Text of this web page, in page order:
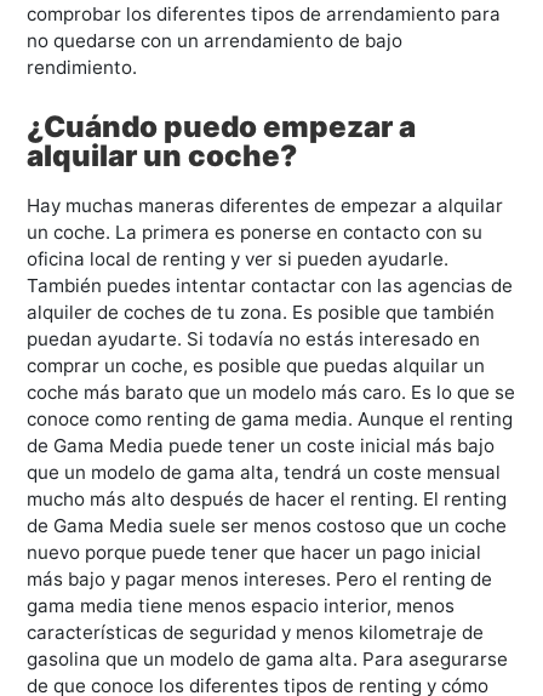
comprobar los diferentes tipos de arrendamiento para
no quedarse con un arrendamiento de bajo
rendimiento.
¿Cuándo puedo empezar a
alquilar un coche?
Hay muchas maneras diferentes de empezar a alquilar
un coche. La primera es ponerse en contacto con su
oficina local de renting y ver si pueden ayudarle.
También puedes intentar contactar con las agencias de
alquiler de coches de tu zona. Es posible que también
puedan ayudarte. Si todavía no estás interesado en
comprar un coche, es posible que puedas alquilar un
coche más barato que un modelo más caro. Es lo que se
conoce como renting de gama media. Aunque el renting
de Gama Media puede tener un coste inicial más bajo
que un modelo de gama alta, tendrá un coste mensual
mucho más alto después de hacer el renting. El renting
de Gama Media suele ser menos costoso que un coche
nuevo porque puede tener que hacer un pago inicial
más bajo y pagar menos intereses. Pero el renting de
gama media tiene menos espacio interior, menos
características de seguridad y menos kilometraje de
gasolina que un modelo de gama alta. Para asegurarse
de que conoce los diferentes tipos de renting y cómo